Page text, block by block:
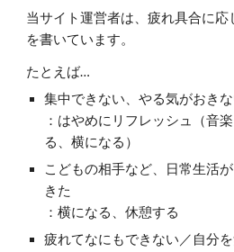
当サイト運営者は、疲れ具合に
を書いています。
たとえば…
集中できない、やる気がおき
：はやめにリフレッシュ（音
る、横になる）
こどもの相手など、日常生活
きた
：横になる、休憩する
疲れてなにもできない／自分